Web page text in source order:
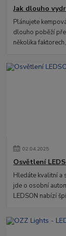
Jak dlouho
Plánujete
dlouho poběží
několika
02.04.2025
Osvětlení
Hledáte kvalitní a
jde o osobní
LEDSON nabízí